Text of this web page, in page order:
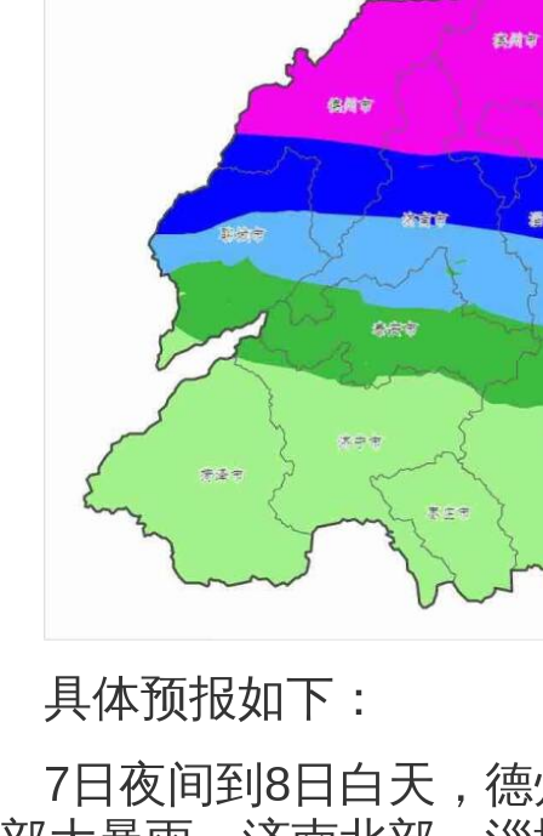
具体预报如下：
7日夜间到8日白天，